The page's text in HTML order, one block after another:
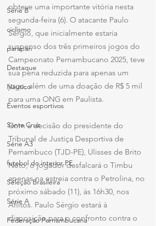
Série B
ciclismo
parapan
Destaque
Náutico
Eventos esportivos
Santa Cruz
Série A3
futebol do interior PE
Seleção Brasileira
Série A
Federação Pernambucana
obteve uma importante vitória nesta
segunda-feira (6). O atacante Paulo
Sérgio, que inicialmente estaria
suspenso dos três primeiros jogos do
Campeonato Pernambucano 2025, teve
sua pena reduzida para apenas um
jogo, além de uma doação de R$ 5 mil
para uma ONG em Paulista.
Com a decisão do presidente do
Tribunal de Justiça Desportiva de
Pernambuco (TJD-PE), Ulisses de Brito
Neto, o jogador desfalcará o Timbu
apenas na estreia contra o Petrolina, no
próximo sábado (11), às 16h30, nos
Aflitos. Paulo Sérgio estará à
disposição para o confronto contra o